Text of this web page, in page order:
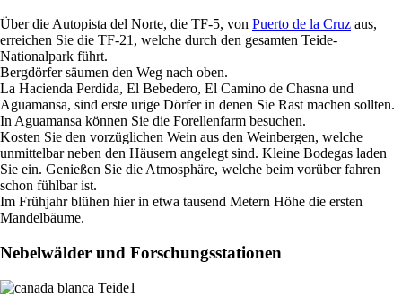
Über die Autopista del Norte, die TF-5, von Puerto de la Cruz aus,
erreichen Sie die TF-21, welche durch den gesamten Teide-
Nationalpark führt.
Bergdörfer säumen den Weg nach oben.
La Hacienda Perdida, El Bebedero, El Camino de Chasna und
Aguamansa, sind erste urige Dörfer in denen Sie Rast machen sollten.
In Aguamansa können Sie die Forellenfarm besuchen.
Kosten Sie den vorzüglichen Wein aus den Weinbergen, welche
unmittelbar neben den Häusern angelegt sind. Kleine Bodegas laden
Sie ein. Genießen Sie die Atmosphäre, welche beim vorüber fahren
schon fühlbar ist.
Im Frühjahr blühen hier in etwa tausend Metern Höhe die ersten
Mandelbäume.
Nebelwälder und Forschungsstationen